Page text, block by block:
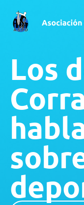
Los